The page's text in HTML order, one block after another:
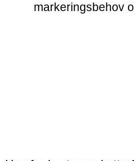
markeringsbehov